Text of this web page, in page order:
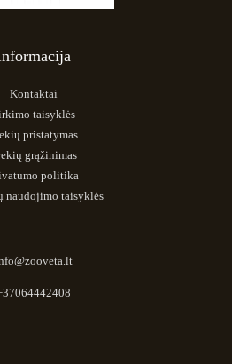
Kontaktai
taisyklės
pristatymas
grąžinimas
politika
naudojimo taisyklės